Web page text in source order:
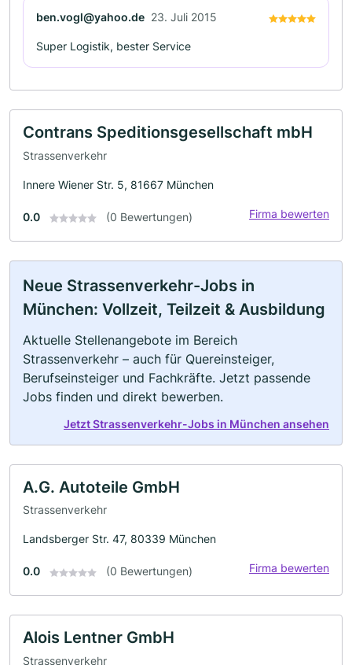
ben.vogl@yahoo.de 23. Juli 2015
Super Logistik, bester Service
Contrans Speditionsgesellschaft mbH
Strassenverkehr
Innere Wiener Str. 5, 81667 München
0.0 (0 Bewertungen) Firma bewerten
Neue Strassenverkehr-Jobs in
München: Vollzeit, Teilzeit & Ausbildung
Aktuelle Stellenangebote im Bereich
Strassenverkehr – auch für Quereinsteiger,
Berufseinsteiger und Fachkräfte. Jetzt passende
Jobs finden und direkt bewerben.
Jetzt Strassenverkehr-Jobs in München ansehen
A.G. Autoteile GmbH
Strassenverkehr
Landsberger Str. 47, 80339 München
0.0 (0 Bewertungen) Firma bewerten
Alois Lentner GmbH
Strassenverkehr